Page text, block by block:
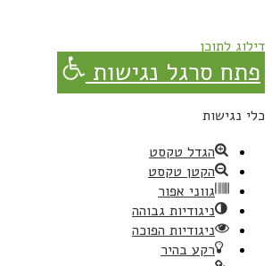
דילוג לתוכן
פתח סרגל נגישות
כלי נגישות
הגדל טקסט
הקטן טקסט
גווני אפור
ניגודיות גבוהה
ניגודיות הפוכה
רקע בהיר